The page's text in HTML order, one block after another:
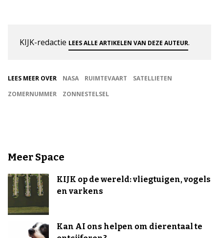
KIJK-redactie LEES ALLE ARTIKELEN VAN DEZE AUTEUR.
LEES MEER OVER NASA RUIMTEVAART
SATELLIETEN
ZOMERNUMMER
ZONNESTELSEL
Meer Space
KIJK op de wereld: vliegtuigen, vogels
en varkens
Kan AI ons helpen om dierentaal te